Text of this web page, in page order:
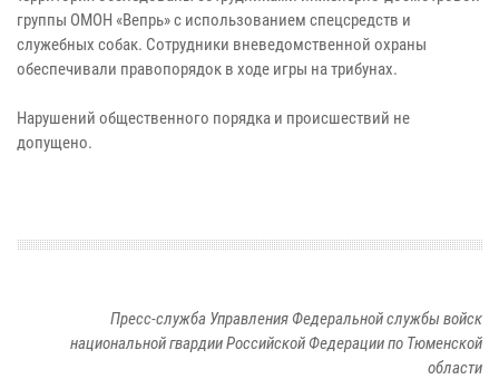
группы ОМОН «Вепрь» с использованием спецсредств и
служебных собак. Сотрудники вневедомственной охраны
обеспечивали правопорядок в ходе игры на трибунах.
Нарушений общественного порядка и происшествий не
допущено.
Пресс-служба Управления Федеральной службы войск
национальной гвардии Российской Федерации по Тюменской
области